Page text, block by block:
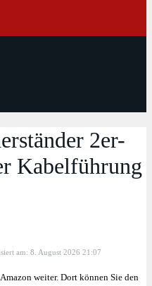
2er-
Kabelführung
am: 8. August 2026 21:07
weiter. Dort können Sie den